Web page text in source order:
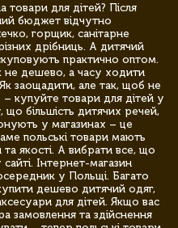
товари для дітей? Після
бюджет відчутно
горщик, санітарне
дрібниць. А дитячий
практично оптом.
не дешево, а часу ходити
заощадити, але так, щоб не
– купуйте товари для дітей у
більшість дитячих речей,
у магазинах – це
польські товари мають
та якості. А вибрати все, що
Інтернет-магазин
у Польщі. Багато
дешево дитячий одяг,
для дітей. Якщо вас
замовлення та здійснення